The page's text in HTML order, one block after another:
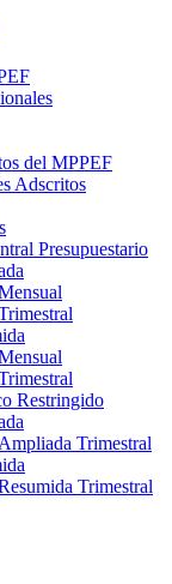
del MPPEF
Adscritos
Presupuestario
Restringido
Ampliada Trimestral
Trimestral